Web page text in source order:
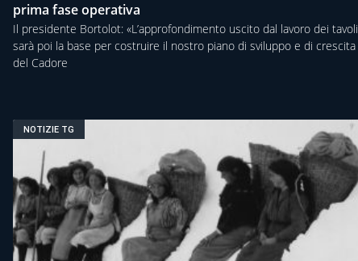
prima fase operativa
Il presidente Bortolot: «L’approfondimento uscito dal lavoro dei tavoli
sarà poi la base per costruire il nostro piano di sviluppo e di crescita
del Cadore
NOTIZIE TG